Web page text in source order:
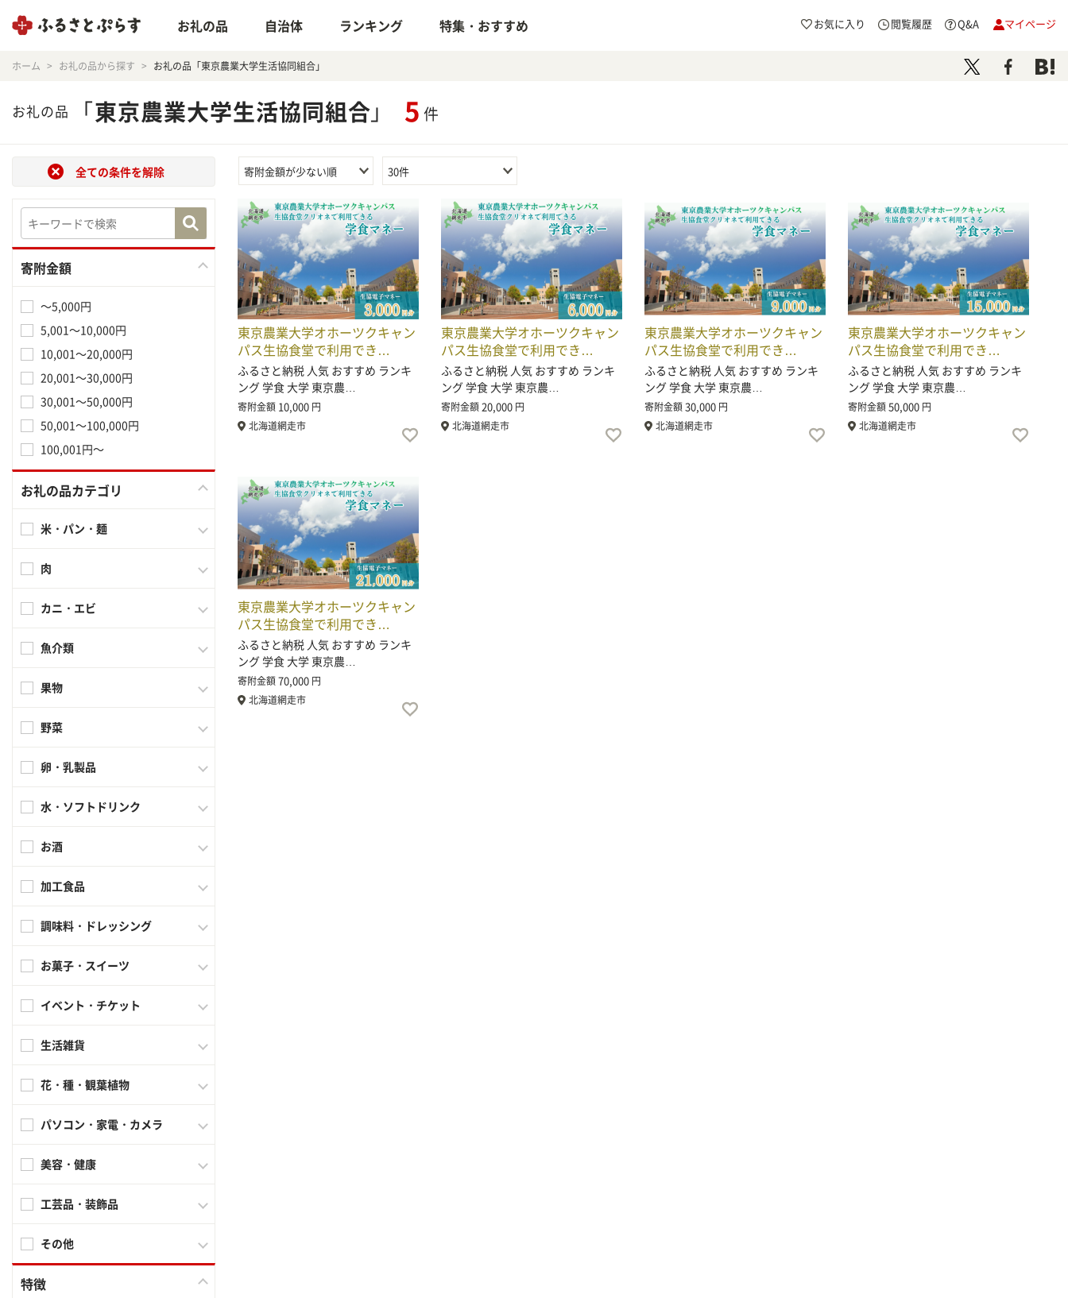
お礼の品 自治体 ランキング 特集・おすすめ お気に入り 閲覧履歴 Q&A マイページ
ホーム お礼の品から探す お礼の品「東京農業大学生活協同組合」
お礼の品「東京農業大学生活協同組合」 5 件
全ての条件を解除
寄附金額
～5,000円
5,001～10,000円
10,001～20,000円
20,001～30,000円
30,001～50,000円
50,001～100,000円
100,001円～
お礼の品カテゴリ
米・パン・麺
肉
カニ・エビ
魚介類
果物
野菜
卵・乳製品
水・ソフトドリンク
お酒
加工食品
調味料・ドレッシング
お菓子・スイーツ
イベント・チケット
生活雑貨
花・種・観葉植物
パソコン・家電・カメラ
美容・健康
工芸品・装飾品
その他
特徴
寄附金額が少ない順 30件
東京農業大学オホーツクキャン
パス生協食堂で利用でき…
ふるさと納税 人気 おすすめ ランキ
ング 学食 大学 東京農…
寄附金額 10,000 円
北海道網走市
東京農業大学オホーツクキャン
パス生協食堂で利用でき…
ふるさと納税 人気 おすすめ ランキ
ング 学食 大学 東京農…
寄附金額20,000 円
北海道網走市
東京農業大学オホーツクキャン
パス生協食堂で利用でき…
ふるさと納税 人気 おすすめ ランキ
ング 学食 大学 東京農…
寄附金額30,000 円
北海道網走市
東京農業大学オホーツクキャン
パス生協食堂で利用でき…
ふるさと納税 人気 おすすめ ランキ
ング 学食 大学 東京農…
寄附金額50,000 円
北海道網走市
東京農業大学オホーツクキャン
パス生協食堂で利用でき…
ふるさと納税 人気 おすすめ ランキ
ング 学食 大学 東京農…
寄附金額70,000 円
北海道網走市